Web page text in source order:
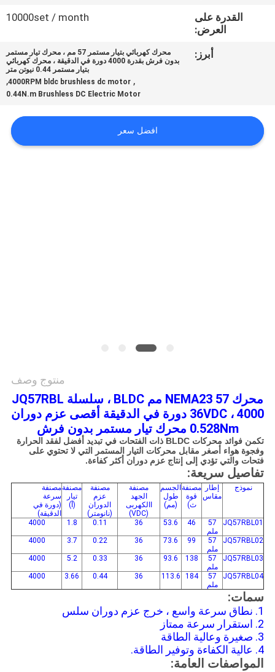
أخبار
خريطة
الموقع
القدرة على
العرض:
10000set / month
أبرز:
محرك كهربائي بتيار مستمر 57 مم ، محرك تيار مستمر
بدون فرش بقدرة 4000 دورة في الدقيقة ، محرك كهربائي
بتيار مستمر 0.44 نيوتن متر
,
4000RPM bldc brushless dc motor
,
0.44N.m Brushless DC Electric Motor
افضل سعر
منتوج وصف
محرك NEMA23 57 مم BLDC ، سلسلة JQ57RBL
36VDC ، 4000 دورة في الدقيقة أقصى عزم دوران
0.528Nm محرك تيار مستمر بدون فرش
تكمن فوائد محركات BLDC ذات الفتحات في تبديد أفضل لفقد الحرارة
وفجوة هواء أصغر مقابل محركات التيار المستمر التي لا تحتوي على
فتحات والتي تؤدي إلى إنتاج عزم دوران أكثر كفاءة.
تفاصيل سريعة:
نموذج
إطار
مقاس
مصنفة
قوة
ث)
الجسم
طول
(مم)
مصنفة
الجهد
االكهربى
(VDC)
مصنفة
عزم
الدوران
(نانومتر)
مصنفة
تيار
(أ)
مصنفة
سرعة
(دورة في
الدقيقة)
JQ57RBL01
57
ملم
46
53.6
36
0.11
1.8
4000
JQ57RBL02
57
ملم
99
73.6
36
0.22
3.7
4000
JQ57RBL03
57
ملم
138
93.6
36
0.33
5.2
4000
JQ57RBL04
57
ملم
184
113.6
36
0.44
3.66
4000
سمات:
1. نطاق سرعة واسع ، خرج عزم دوران سلس
2. استقرار سرعة ممتاز
3. صغيرة وعالية الطاقة
4. عالية الكفاءة وتوفير الطاقة.
المواصفات العامة: